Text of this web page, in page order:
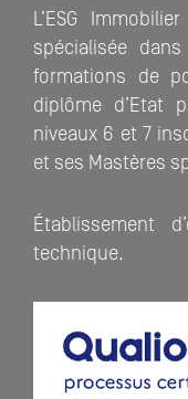
L’ESG
spécialisée
formations de
diplôme d’Etat
niveaux 6 et 7
et ses Mastères
Établissement
technique.